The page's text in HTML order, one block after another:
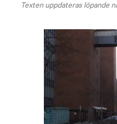
Texten uppdateras löpande